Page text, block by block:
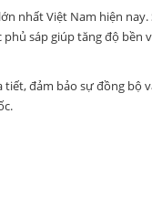
nhất Việt Nam hiện nay.
sáp giúp tăng độ bền
tiết, đảm bảo sự đồng bộ